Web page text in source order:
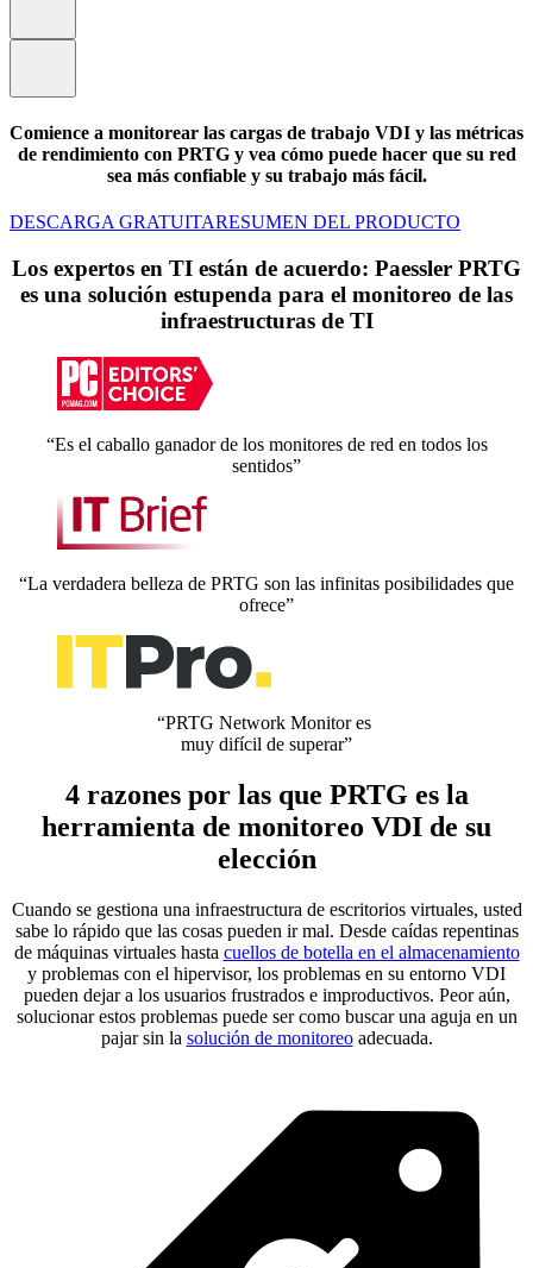
Comience a monitorear las cargas de trabajo VDI y las métricas
de rendimiento con PRTG y vea cómo puede hacer que su red
sea más confiable y su trabajo más fácil.
DESCARGA GRATUITARESUMEN DEL PRODUCTO
Los expertos en TI están de acuerdo: Paessler PRTG
es una solución estupenda para el monitoreo de las
infraestructuras de TI
“Es el caballo ganador de los monitores de red en todos los
sentidos”
“La verdadera belleza de PRTG son las infinitas posibilidades que
ofrece”
“PRTG Network Monitor es
muy difícil de superar”
4 razones por las que PRTG es la
herramienta de monitoreo VDI de su
elección
Cuando se gestiona una infraestructura de escritorios virtuales, usted
sabe lo rápido que las cosas pueden ir mal. Desde caídas repentinas
de máquinas virtuales hasta cuellos de botella en el almacenamiento
y problemas con el hipervisor, los problemas en su entorno VDI
pueden dejar a los usuarios frustrados e improductivos. Peor aún,
solucionar estos problemas puede ser como buscar una aguja en un
pajar sin la solución de monitoreoadecuada.